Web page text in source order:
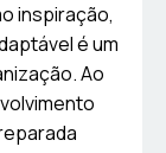
inspiração,
é um
Ao